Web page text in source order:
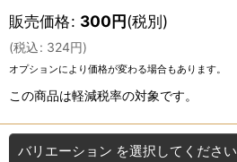
販売価格: 300円(税別)
(税込: 324円)
オプションにより価格が変わる場合もあります。
この商品は軽減税率の対象です。
バリエーション を選択してください